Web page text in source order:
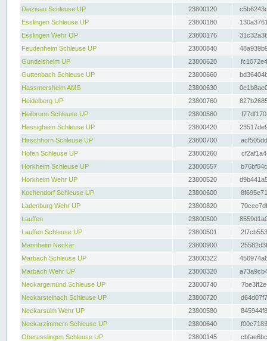
Deizisau Schleuse UP
23800120
Esslingen Schleuse UP
23800180
Esslingen Wehr OP
23800176
Feudenheim Schleuse UP
23800840
Gundelsheim UP
23800620
Guttenbach Schleuse UP
23800660
Hassmersheim AMS
23800630
Heidelberg UP
23800760
Heilbronn Schleuse UP
23800560
Hessigheim Schleuse UP
23800420
Hirschhorn Schleuse UP
23800700
Hofen Schleuse UP
23800260
Horkheim Schleuse UP
23800557
Horkheim Wehr UP
23800520
Kochendorf Schleuse UP
23800600
Ladenburg Wehr UP
23800820
Lauffen
23800500
Lauffen Schleuse UP
23800501
Mannheim Neckar
23800900
Marbach Schleuse UP
23800322
Marbach Wehr UP
23800320
Neckargemünd Schleuse UP
23800740
Neckarsteinach Schleuse UP
23800720
Neckarsulm Wehr UP
23800580
Neckarzimmern Schleuse UP
23800640
Oberesslingen Schleuse UP
23800145